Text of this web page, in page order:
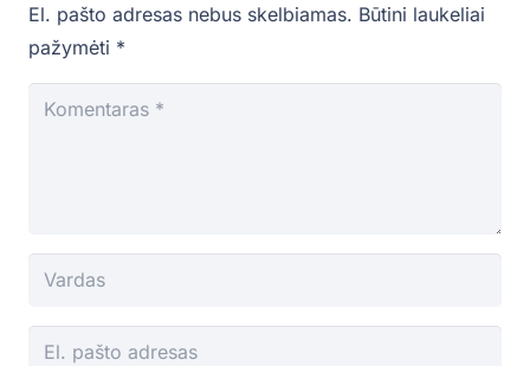
El. pašto adresas nebus skelbiamas. Būtini laukeliai
pažymėti *